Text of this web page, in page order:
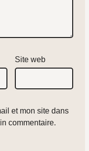
Site web
et mon site dans
commentaire.